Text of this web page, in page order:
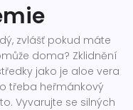
zvlášť pokud máte
doma? Zklidnění
jako je aloe vera
třeba heřmánkový
Vyvarujte se silných